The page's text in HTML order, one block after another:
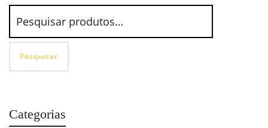
Pesquisar
Categorias